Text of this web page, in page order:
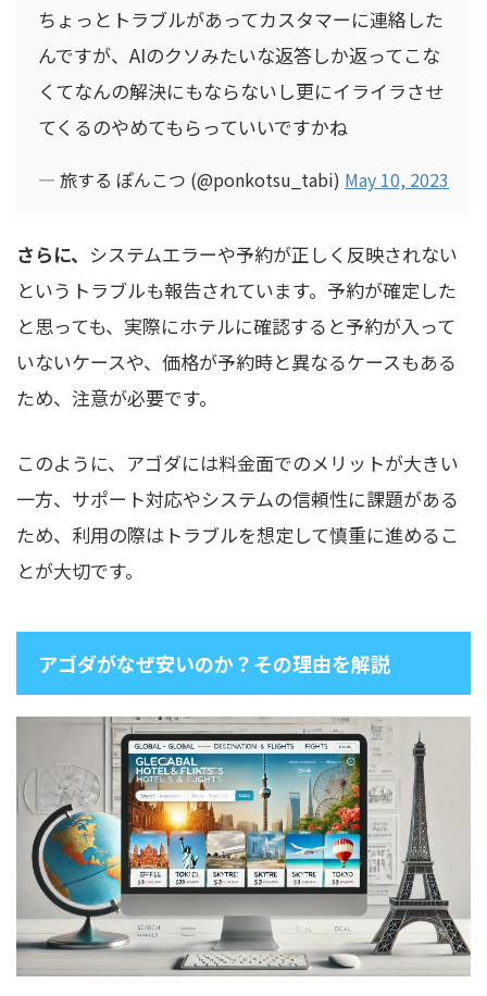
ちょっとトラブルがあってカスタマーに連絡した
んですが、AIのクソみたいな返答しか返ってこな
くてなんの解決にもならないし更にイライラさせ
てくるのやめてもらっていいですかね
— 旅する ぽんこつ (@ponkotsu_tabi) May 10, 2023
さらに、 システムエラーや予約が正しく反映されない
というトラブルも報告されています。予約が確定した
と思っても、実際にホテルに確認すると予約が入って
いないケースや、価格が予約時と異なるケースもある
ため、注意が必要です。
このように、アゴダには料金面でのメリットが大きい
一方、サポート対応やシステムの信頼性に課題がある
ため、利用の際はトラブルを想定して慎重に進めるこ
とが大切です。
アゴダがなぜ安いのか？その理由を解説